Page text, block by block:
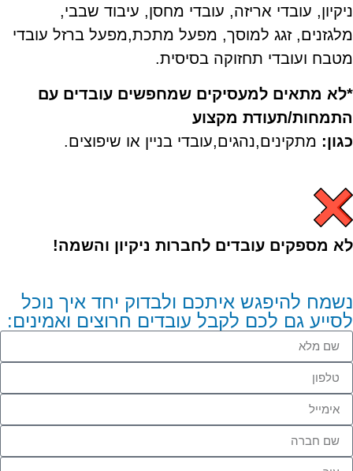
ניקיון, עובדי אריזה, עובדי מחסן, עיבוד שבבי,
מלגזנים, זגג למוסך, מפעל מתכת,מפעל ברזל עובדי
מטבח ועובדי תחזוקה בסיסית.
*לא מתאים למעסיקים שמחפשים עובדים עם
התמחות/תעודת מקצוע
כגון: מתקינים,נהגים,עובדי בניין או שיפוצים.
לא מספקים עובדים לחברות ניקיון והשמה!
נשמח להיפגש איתכם ולבדוק יחד איך נוכל
לסייע גם לכם לקבל עובדים חרוצים ואמינים: